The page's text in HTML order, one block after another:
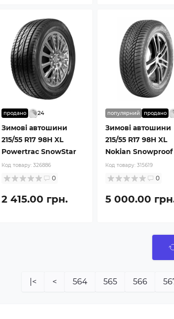
продано 24
Зимові автошини
215/55 R17 98H XL
Powertrac SnowStar
Код товару: 326886
0
2 415.00 грн.
популярний продано
Зимові автошини
215/55 R17 98H XL
Nokian Snowproof
Код товару: 315619
0
5 000.00
|< < 564 565 566